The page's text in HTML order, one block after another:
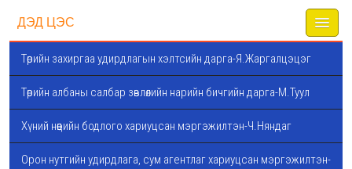
ДЭД ЦЭС
Төрийн захиргаа удирдлагын хэлтсийн дарга-Я.Жаргалцэцэг
Төрийн албаны салбар зөвлөлийн нарийн бичгийн дарга-М.Туул
Хүний нөөцийн бодлого хариуцсан мэргэжилтэн-Ч.Няндаг
Орон нутгийн удирдлага, сум агентлаг хариуцсан мэргэжилтэн-